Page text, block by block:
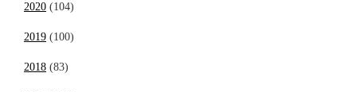
2020 (104)
2019 (100)
2018 (83)